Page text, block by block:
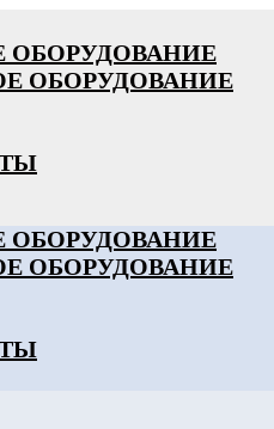
ОБОРУДОВАНИЕ
ОБОРУДОВАНИЕ
ОБОРУДОВАНИЕ
ОБОРУДОВАНИЕ